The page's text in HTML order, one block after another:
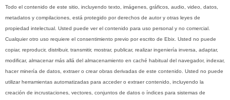
Todo el contenido de este sitio, incluyendo texto, imágenes, gráficos, audio, video, datos,
metadatos y compilaciones, está protegido por derechos de autor y otras leyes de
propiedad intelectual. Usted puede ver el contenido para uso personal y no comercial.
Cualquier otro uso requiere el consentimiento previo por escrito de Ebix. Usted no puede
copiar, reproducir, distribuir, transmitir, mostrar, publicar, realizar ingeniería inversa, adaptar,
modificar, almacenar más allá del almacenamiento en caché habitual del navegador, indexar,
hacer minería de datos, extraer o crear obras derivadas de este contenido. Usted no puede
utilizar herramientas automatizadas para acceder o extraer contenido, incluyendo la
creación de incrustaciones, vectores, conjuntos de datos o índices para sistemas de